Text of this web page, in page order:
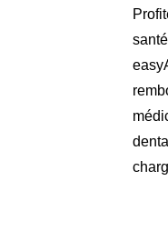
santé